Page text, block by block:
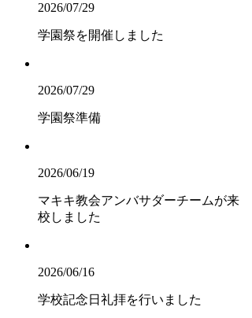
2026/07/29
学園祭を開催しました
2026/07/29
学園祭準備
2026/06/19
マキキ教会アンバサダーチームが来
校しました
2026/06/16
学校記念日礼拝を行いました